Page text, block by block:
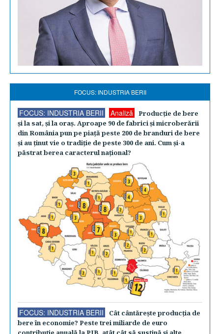
FOCUS: INDUSTRIA BERII
FOCUS: INDUSTRIA BERII Analiză
Producţie de bere
şi la sat, şi la oraş. Aproape 90 de fabrici şi microberării
din România pun pe piaţă peste 200 de branduri de bere
şi au ţinut vie o tradiţie de peste 300 de ani. Cum şi-a
păstrat berea caracterul naţional?
FOCUS: INDUSTRIA BERII
Cât cântăreşte producţia de
bere în economie? Peste trei miliarde de euro